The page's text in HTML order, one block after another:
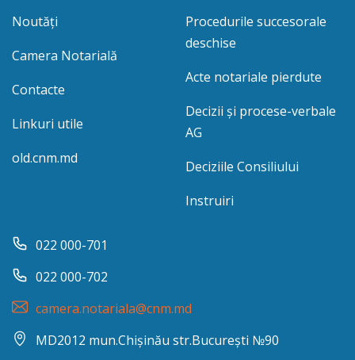
Noutăți
Camera Notarială
Contacte
Linkuri utile
old.cnm.md
Procedurile succesorale
deschise
Acte notariale pierdute
Decizii și procese-verbale
AG
Deciziile Consiliului
Instruiri
022 000-701
022 000-702
camera.notariala@cnm.md
MD2012 mun.Chișinău str.București №90